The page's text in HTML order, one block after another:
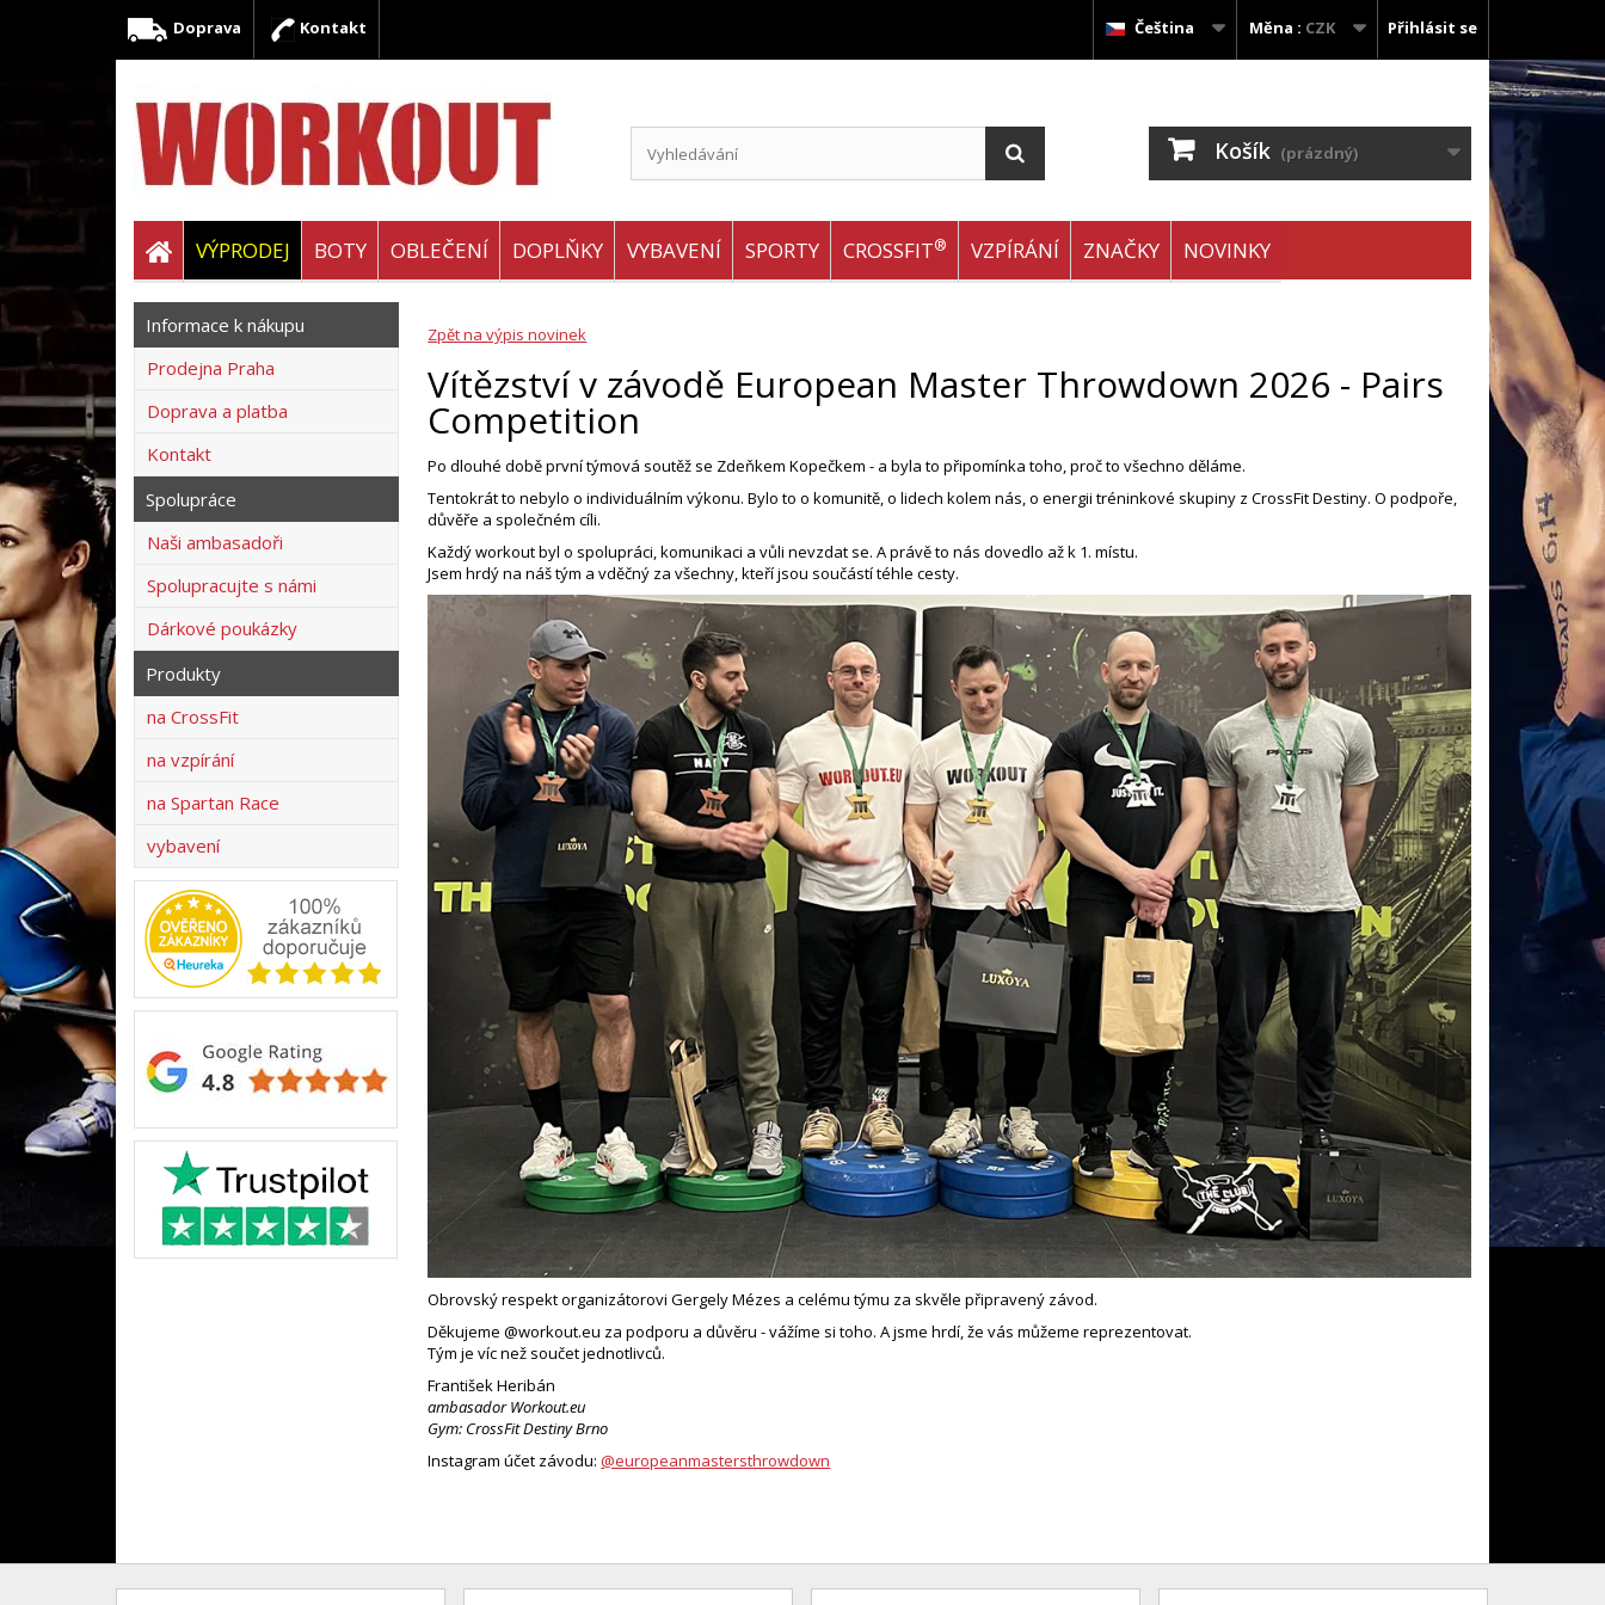
Přihlásit se
Měna : CZK
Čeština
Doprava Kontakt
Košík (prázdný)
VÝPRODEJ BOTY OBLEČENÍ DOPLŇKY VYBAVENÍ SPORTY CROSSFIT® VZPÍRÁNÍ ZNAČKY NOVINKY
Informace k nákupu
Prodejna Praha
Doprava a platba
Kontakt
Spolupráce
Naši ambasadoři
Spolupracujte s námi
Dárkové poukázky
Produkty
na CrossFit
na vzpírání
na Spartan Race
vybavení
Zpět na výpis novinek
Vítězství v závodě European Master Throwdown 2026 - Pairs
Competition
Po dlouhé době první týmová soutěž se Zdeňkem Kopečkem - a byla to připomínka toho, proč to všechno děláme.
Tentokrát to nebylo o individuálním výkonu. Bylo to o komunitě, o lidech kolem nás, o energii tréninkové skupiny z CrossFit Destiny. O podpoře,
důvěře a společném cíli.
Každý workout byl o spolupráci, komunikaci a vůli nevzdat se. A právě to nás dovedlo až k 1. místu.
Jsem hrdý na náš tým a vděčný za všechny, kteří jsou součástí téhle cesty.
Obrovský respekt organizátorovi Gergely Mézes a celému týmu za skvěle připravený závod.
Děkujeme @workout.eu za podporu a důvěru - vážíme si toho. A jsme hrdí, že vás můžeme reprezentovat.
Tým je víc než součet jednotlivců.
František Heribán
ambasador Workout.eu
Gym: CrossFit Destiny Brno
Instagram účet závodu:@europeanmastersthrowdown